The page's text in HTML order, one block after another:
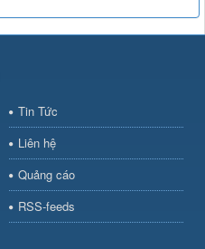
Tin Tức
Liên hệ
Quảng cáo
RSS-feeds